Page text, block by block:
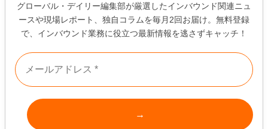
グローバル・デイリー編集部が厳選したインバウンド関連ニュ
ースや現場レポート、独自コラムを毎月2回お届け。無料登録
で、インバウンド業務に役立つ最新情報を逃さずキャッチ！